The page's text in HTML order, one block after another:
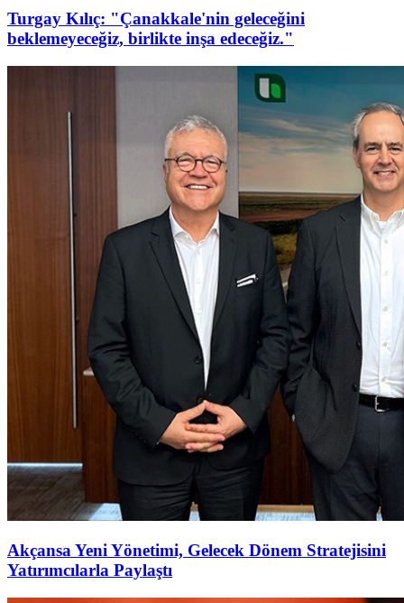
Turgay Kılıç: "Çanakkale'nin geleceğini
beklemeyeceğiz, birlikte inşa edeceğiz."
Akçansa Yeni Yönetimi, Gelecek Dönem Stratejisini
Yatırımcılarla Paylaştı